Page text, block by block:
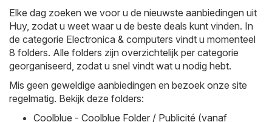
Elke dag zoeken we voor u de nieuwste aanbiedingen uit
Huy, zodat u weet waar u de beste deals kunt vinden. In
de categorie Electronica & computers vindt u momenteel
8 folders. Alle folders zijn overzichtelijk per categorie
georganiseerd, zodat u snel vindt wat u nodig hebt.
Mis geen geweldige aanbiedingen en bezoek onze site
regelmatig. Bekijk deze folders:
Coolblue - Coolblue Folder / Publicité (vanaf